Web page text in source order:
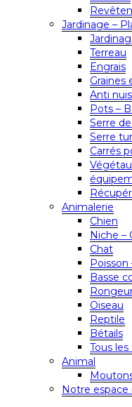
Jardinage –
Terreau
Engrais
Graines
Anti
Pots –
Serre
Serre
Carrés
Animalerie
Chien
Niche –
Chat
Poisson
Basse
Oiseau
Reptile
Bétails
Tous
Animal
Notre espace